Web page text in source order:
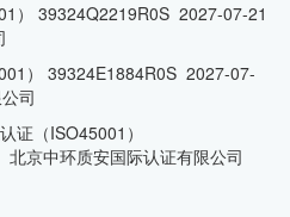
） 39324Q2219R0S 2027-07-21
） 39324E1884R0S 2027-07-
司
证（ISO45001）
京中环质安国际认证有限公司